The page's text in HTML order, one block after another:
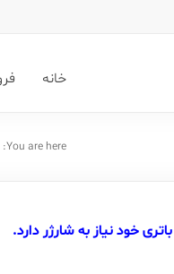
خانه
You are here:
خود نیاز به شارژر دارد.